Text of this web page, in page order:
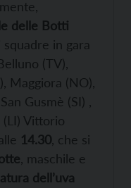
delle Botti
squadre in gara
(TV),
Maggiora (NO),
Gusmè (SI) ,
(LI) Vittorio
14.30 , che si
, maschile e
dell’uva